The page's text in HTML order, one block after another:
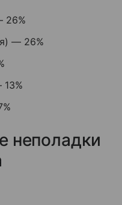
26%
— 26%
неполадки